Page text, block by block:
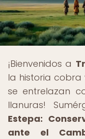
¡Bienvenidos a
la historia
se entrelazan
llanuras!
Estepa:
ante el